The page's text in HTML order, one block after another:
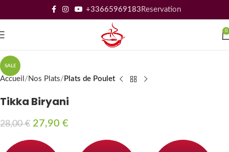
+33665969183 Reservation
0
SALE
Accueil Nos Plats Plats de Poulet
Tikka Biryani
28,00€ 27,90 €